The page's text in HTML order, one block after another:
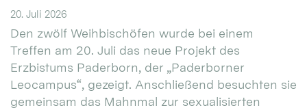
20. Juli 2026
Den zwölf Weihbischöfen wurde bei einem
Treffen am 20. Juli das neue Projekt des
Erzbistums Paderborn, der „Paderborner
Leocampus“, gezeigt. Anschließend besuchten sie
gemeinsam das Mahnmal zur sexualisierten